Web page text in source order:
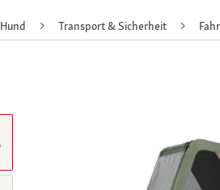
Hund Transport & Sicherheit